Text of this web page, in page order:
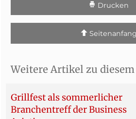
Drucken
Seitenanfang
Weitere Artikel zu
Grillfest als sommerlicher
Branchentreff der Business